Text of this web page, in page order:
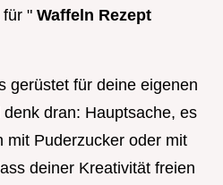
" Waffeln Rezept
gerüstet für deine eigenen
dran: Hauptsache, es
mit Puderzucker oder mit
deiner Kreativität freien